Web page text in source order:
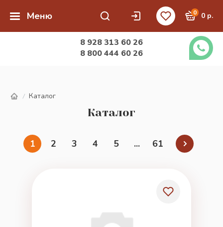
Меню 0 0 р.
8 928 313 60 26
8 800 444 60 26
/ Каталог
Каталог
1 2 3 4 5 ... 61